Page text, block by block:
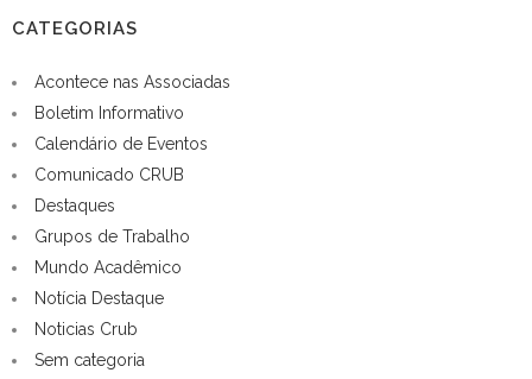
CATEGORIAS
Acontece nas Associadas
Boletim Informativo
Calendário de Eventos
Comunicado CRUB
Destaques
Grupos de Trabalho
Mundo Acadêmico
Notícia Destaque
Noticias Crub
Sem categoria